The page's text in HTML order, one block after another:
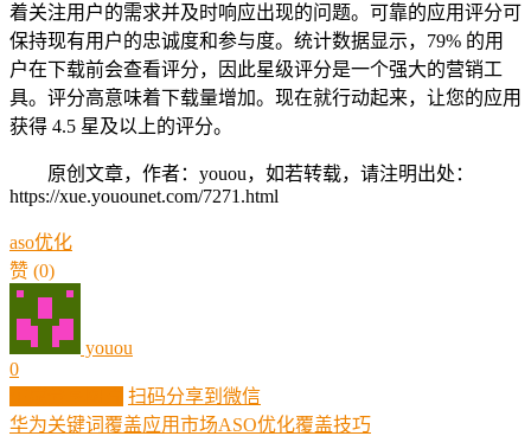
着关注用户的需求并及时响应出现的问题。可靠的应用评分可
保持现有用户的忠诚度和参与度。统计数据显示，79% 的用
户在下载前会查看评分，因此星级评分是一个强大的营销工
具。评分高意味着下载量增加。现在就行动起来，让您的应用
获得 4.5 星及以上的评分。
原创文章，作者：youou，如若转载，请注明出处：
https://xue.youounet.com/7271.html
aso优化
赞 (0)
youou
0
扫码分享到微信
华为关键词覆盖应用市场ASO优化覆盖技巧